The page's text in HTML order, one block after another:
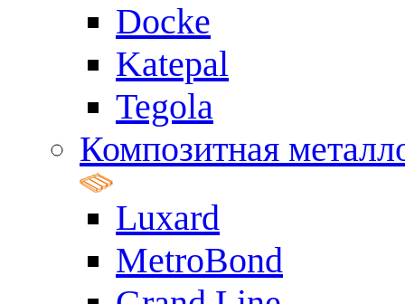
Docke
Katepal
Tegola
Композитная
Luxard
MetroBond